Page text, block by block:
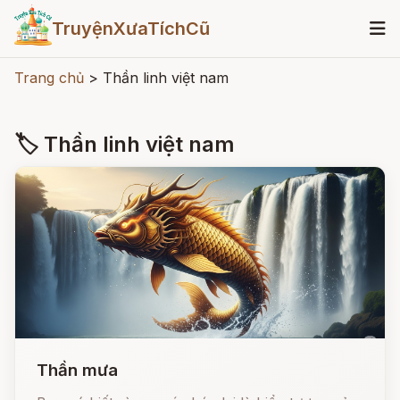
TruyệnXưaTíchCũ
Trang chủ > Thần linh việt nam
🏷 Thần linh việt nam
Thần mưa